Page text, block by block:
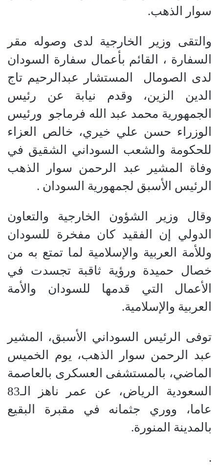
سوار الذهب.
والتقى وزير الخارجية لدى وصوله مقر
السفارة ، القائم بأعمال سفارة السودان
لدى الصومال المستشار عبدالرحيم تاج
الدين الزين، وقدم نيابة عن رئيس
الجمهورية محمد عبد الله فرماجو ورئيس
الوزراء حسن علي خيري، خالص العزاء
للحكومة والشعب السوداني الشقيق في
وفاة المشير عبد الرحمن سوار الذهب
الرئيس الأسبق لجمهورية السودان .
وقال وزير الشؤون الخارجية والتعاون
الدولي إن الفقيد كان مفخرة للسودان
وللأمة العربية والإسلامية لما تمتع به من
خصال حميدة ورؤية ثاقبة تجسدت في
الأعمال التي قدمها للسودان والأمة
العربية والإسلامية.
توفى الرئيس السوداني الأسبق، المشير
عبد الرحمن سوار الذهب، يوم الخميس
الماضي، بالمستشفى العسكرى بالعاصمة
السعودية الرياض، عن عمر ناهز الـ83
عاما، ووري جثمانه في مقبرة البقيع
بالمدينة المنورة.
.